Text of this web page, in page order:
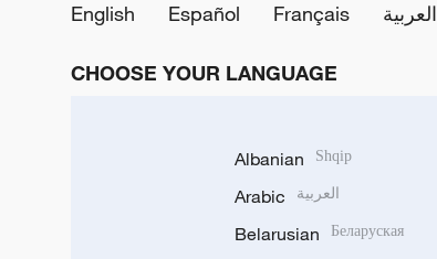
English
Español Français العربية
CHOOSE YOUR LANGUAGE
Albanian Shqip
Arabic العربية
Belarusian Беларуская